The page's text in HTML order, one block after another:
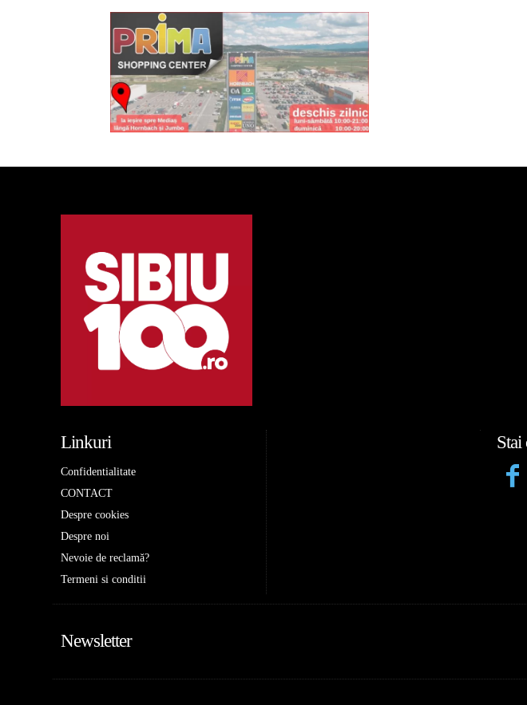
Linkuri
Confidentialitate
CONTACT
Despre cookies
Despre noi
Nevoie de reclamă?
Termeni si conditii
Stai
Newsletter